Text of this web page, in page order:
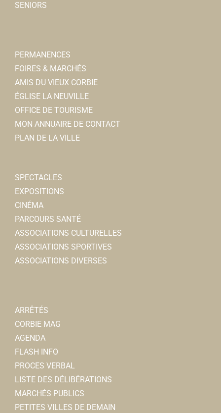
SENIORS
PERMANENCES
FOIRES & MARCHÉS
AMIS DU VIEUX CORBIE
ÉGLISE LA NEUVILLE
OFFICE DE TOURISME
MON ANNUAIRE DE CONTACT
PLAN DE LA VILLE
SPECTACLES
EXPOSITIONS
CINÉMA
PARCOURS SANTÉ
ASSOCIATIONS CULTURELLES
ASSOCIATIONS SPORTIVES
ASSOCIATIONS DIVERSES
ARRÊTÉS
CORBIE MAG
AGENDA
FLASH INFO
PROCES VERBAL
LISTE DES DÉLIBÉRATIONS
MARCHÉS PUBLICS
PETITES VILLES DE DEMAIN